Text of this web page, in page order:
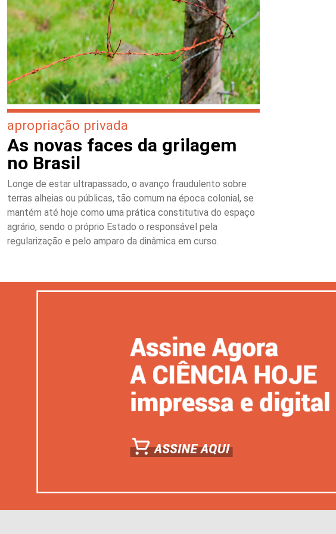
apropriação privada
As novas faces da grilagem
no Brasil
Longe de estar ultrapassado, o avanço fraudulento sobre
terras alheias ou públicas, tão comum na época colonial, se
mantém até hoje como uma prática constitutiva do espaço
agrário, sendo o próprio Estado o responsável pela
regularização e pelo amparo da dinâmica em curso.